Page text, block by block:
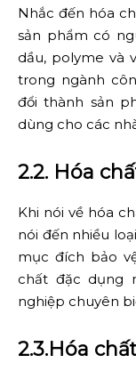
Nhắc đến hóa
sản phẩm có
dầu, polyme và
trong ngành
đổi thành sản
dùng cho các
2.2. Hóa
Khi nói về hóa
nói đến nhiều
mục đích bảo
chất đặc dụng
nghiệp chuyên
2.3.Hóa